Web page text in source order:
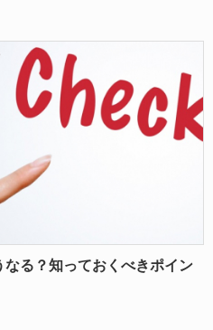
る？知っておくべきポイン